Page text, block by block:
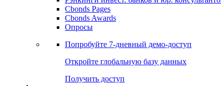
Сукук
Ломбардные списки
Участники рынка
Рэнкинги инвест. банков и юр. консультантов
Cbonds Pages
Cbonds Awards
Опросы
Попробуйте7-дневный